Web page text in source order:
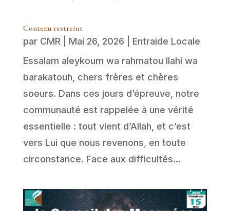
Contenu restreint
par CMR| Mai 26, 2026
Entraide Locale
Essalam aleykoum wa rahmatou llahi wa
barakatouh, chers frères et chères
soeurs. Dans ces jours d’épreuve, notre
communauté est rappelée à une vérité
essentielle : tout vient d’Allah, et c’est
vers Lui que nous revenons, en toute
circonstance. Face aux difficultés...